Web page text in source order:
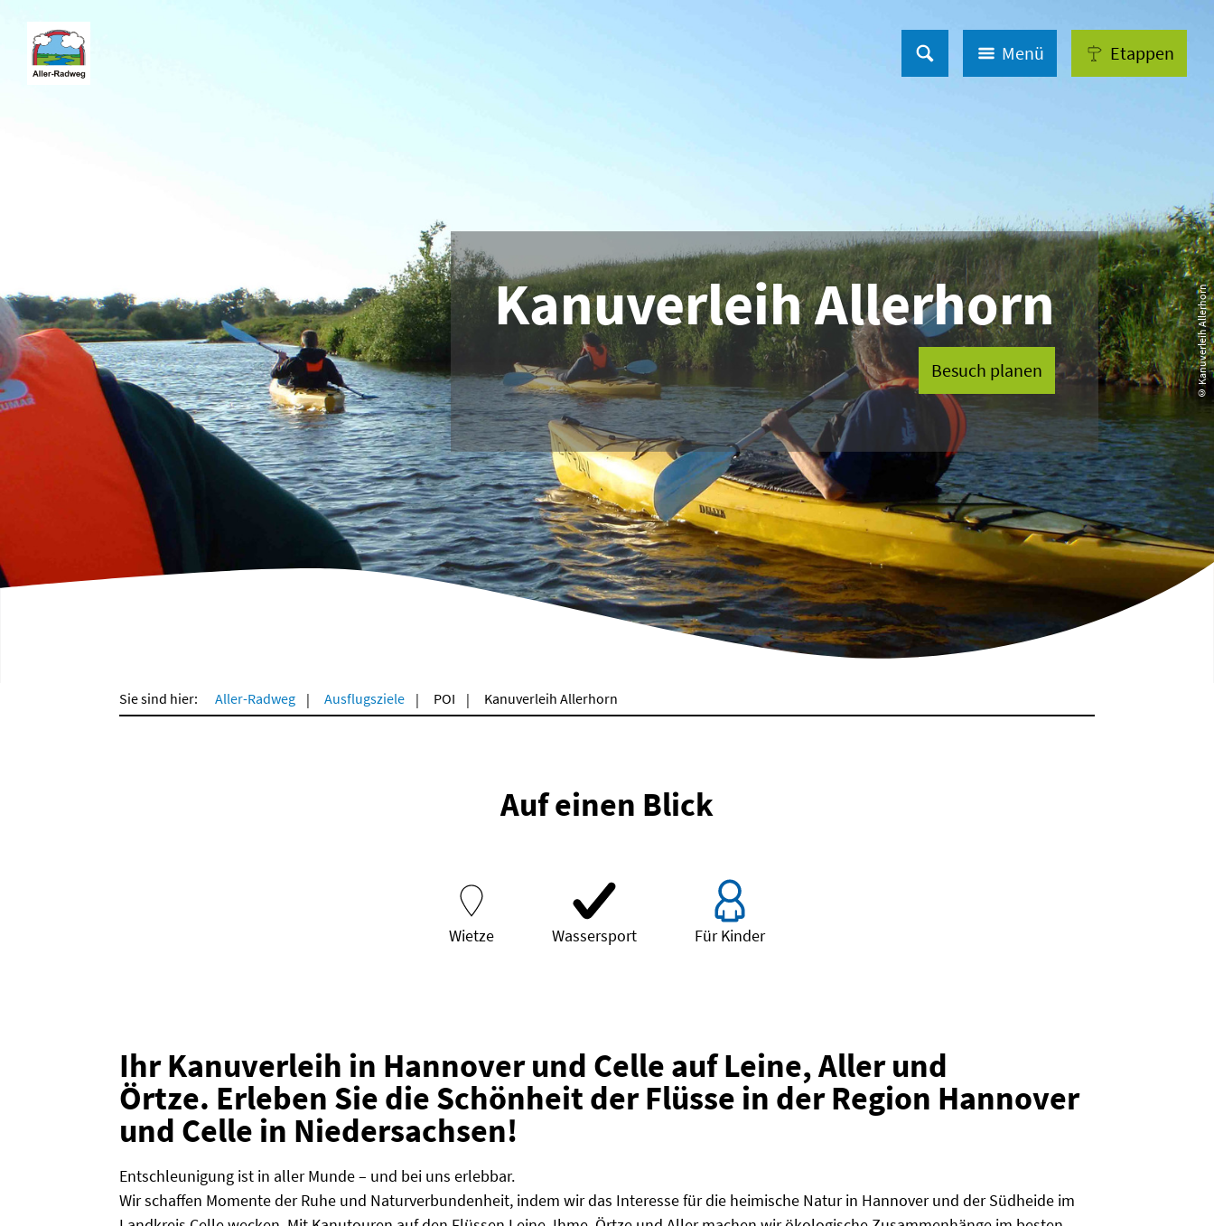
Menü Etappen
© Kanuverleih Allerhorn
Kanuverleih Allerhorn
Besuch planen
Sie sind hier: Aller-Radweg Ausflugsziele POI Kanuverleih Allerhorn
Auf einen Blick
Wietze Wassersport Für Kinder
Ihr Kanuverleih in Hannover und Celle auf Leine, Aller und
Örtze. Erleben Sie die Schönheit der Flüsse in der Region Hannover
und Celle in Niedersachsen!
Entschleunigung ist in aller Munde – und bei uns erlebbar.
Wir schaffen Momente der Ruhe und Naturverbundenheit, indem wir das Interesse für die heimische Natur in Hannover und der Südheide im